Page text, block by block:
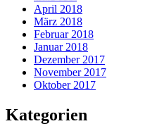
April 2018
März 2018
Februar 2018
Januar 2018
Dezember 2017
November 2017
Oktober 2017
Kategorien